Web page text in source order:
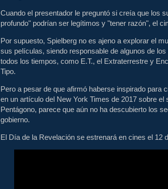
Cuando el presentador le preguntó si creía que los
profundo" podrían ser legítimos y "tener razón", el
Por supuesto, Spielberg no es ajeno a explorar el
sus películas, siendo responsable de algunos de
todos los tiempos, como E.T., el Extraterrestre y
Tipo.
Pero a pesar de que afirmó haberse inspirado para
en un artículo del New York Times de 2017 sobre
Pentágono, parece que aún no ha descubierto los
gobierno.
El Día de la Revelación se estrenará en cines el 12